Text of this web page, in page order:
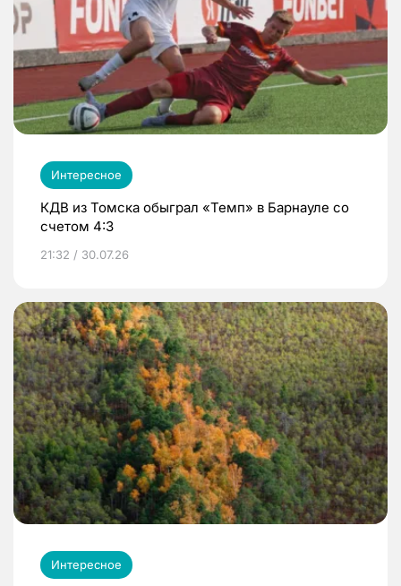
Интересное
КДВ из Томска обыграл «Темп» в Барнауле со
счетом 4:3
21:32 / 30.07.26
Интересное